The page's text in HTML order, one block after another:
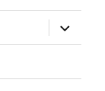
öffnen